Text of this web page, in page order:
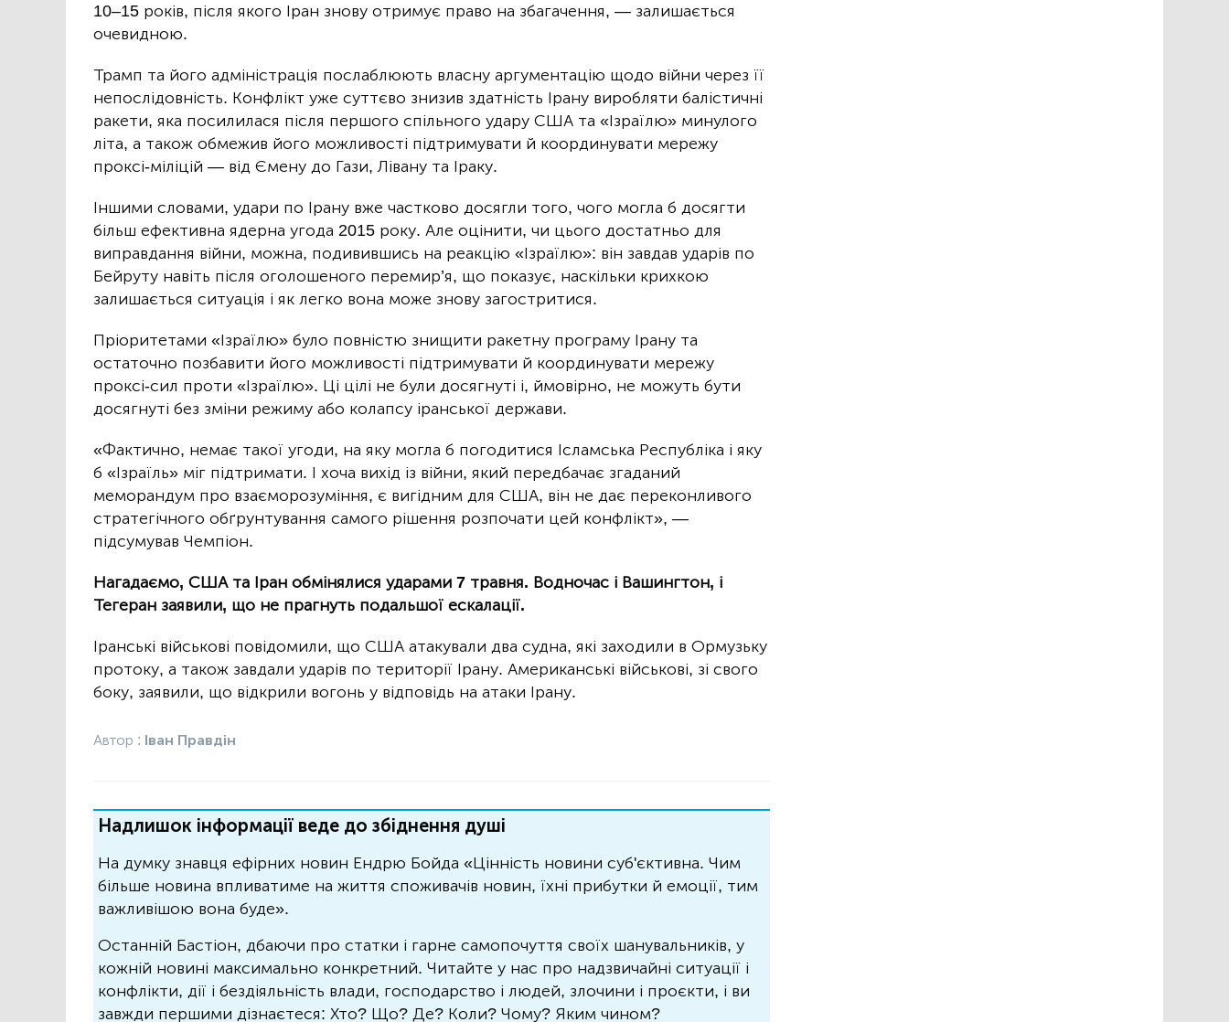
10–15 років, після якого Іран знову отримує право на збагачення, — залишається
очевидною.
Трамп та його адміністрація послаблюють власну аргументацію щодо війни через її
непослідовність. Конфлікт уже суттєво знизив здатність Ірану виробляти балістичні
ракети, яка посилилася після першого спільного удару США та «Ізраїлю» минулого
літа, а також обмежив його можливості підтримувати й координувати мережу
проксі-міліцій — від Ємену до Гази, Лівану та Іраку.
Іншими словами, удари по Ірану вже частково досягли того, чого могла б досягти
більш ефективна ядерна угода 2015 року. Але оцінити, чи цього достатньо для
виправдання війни, можна, подивившись на реакцію «Ізраїлю»: він завдав ударів по
Бейруту навіть після оголошеного перемир’я, що показує, наскільки крихкою
залишається ситуація і як легко вона може знову загостритися.
Пріоритетами «Ізраїлю» було повністю знищити ракетну програму Ірану та
остаточно позбавити його можливості підтримувати й координувати мережу
проксі-сил проти «Ізраїлю». Ці цілі не були досягнуті і, ймовірно, не можуть бути
досягнуті без зміни режиму або колапсу іранської держави.
«Фактично, немає такої угоди, на яку могла б погодитися Ісламська Республіка і яку
б «Ізраїль» міг підтримати. І хоча вихід із війни, який передбачає згаданий
меморандум про взаєморозуміння, є вигідним для США, він не дає переконливого
стратегічного обґрунтування самого рішення розпочати цей конфлікт», —
підсумував Чемпіон.
Нагадаємо, США та Іран обмінялися ударами 7 травня. Водночас і Вашингтон, і
Тегеран заявили, що не прагнуть подальшої ескалації.
Іранські військові повідомили, що США атакували два судна, які заходили в Ормузьку
протоку, а також завдали ударів по території Ірану. Американські військові, зі свого
боку, заявили, що відкрили вогонь у відповідь на атаки Ірану.
Автор : Іван Правдін
Надлишок інформації веде до збіднення душі
На думку знавця ефірних новин Ендрю Бойда «Цінність новини суб'єктивна. Чим
більше новина впливатиме на життя споживачів новин, їхні прибутки й емоції, тим
важливішою вона буде».
Останній Бастіон, дбаючи про статки і гарне самопочуття своїх шанувальників, у
кожній новині максимально конкретний. Читайте у нас про надзвичайні ситуації і
конфлікти, дії і бездіяльність влади, господарство і людей, злочини і проєкти, і ви
завжди першими дізнаєтеся: Хто? Що? Де? Коли? Чому? Яким чином?